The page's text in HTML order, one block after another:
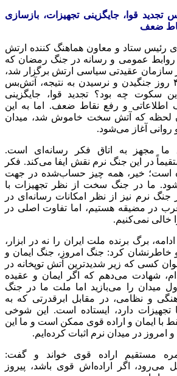
قوا، جایگزینی تجهیزات، بازسازی
ضعف
رئیس ستاد و معاون هماهنگ کننده ارتش
روابط عمومی و رسانه در جنگ رمضان که
سازمان عقیدتی سیاسی ارتش برگزار شد،
گفت: دشمن پس از ۴۰ روز جنگیدن و نرسیدن به نتیجه، آتش‌بس
سکوت چه بود؟ تجدید قوا، جایگزینی
اطلاعاتی و رفع نقاط ضعف. اما به این
لحظه که آتش سخت خاموش شد، میدان
آغاز می‌شود.
ما مجهز به اتاق فکر رسانه‌ای است.
در این جنگ نرم نقش ایفا می‌کند. فکر
است؛ خیر، همه چیز حساب‌شده در جهت
ما در جنگ سخت از نظر تجهیزات با
نرم نیز از نظر امکانات رسانه‌ای در
در مضیقه هستیم، اما تفاوت اصلی در
خالی نمی‌کنیم.
برگ برنده ملت ایران را نه در ابزار،
خاطرنشان کرد: جنگ امروز، جنگ ایمان و
کسی که زیر شدیدترین آتش توپخانه در
شهادت می‌دهم که اگر ایمان و عقیده
میدان را می‌بازید اما ملت ما در جنگ
و نظامی، در مقابل ابرقدرتی که به
تجهیزات دارد، ایستاده است. این شوخی
با ایمان و اراده قوی ممکن است و ما این
امروز در میدان نرم اثبات کرده‌ایم.
مستقیم اراده قوی خواند و گفت:
اگر اراده‌اش قوی باشد، پیروز